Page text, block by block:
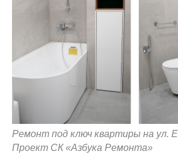
Ремонт под ключ квартиры на ул.
Проект СК «Азбука Ремонта»